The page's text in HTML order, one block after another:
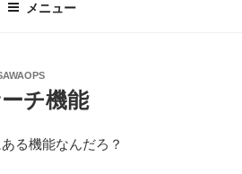
メニュー
チ機能
る機能なんだろ？